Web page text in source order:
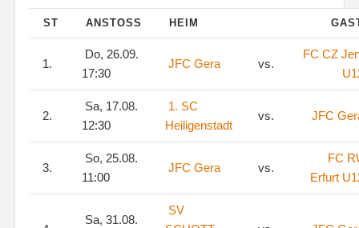
ST ANSTOSS HEIM
1.
Do, 26.09.
17:30
JFC Gera vs.
FC CZ
2.
Sa, 17.08.
12:30
1. SC
Heiligenstadt
vs. JFC
3.
So, 25.08.
11:00
JFC Gera vs.
FC
Erfurt
Sa, 31.08.
SV